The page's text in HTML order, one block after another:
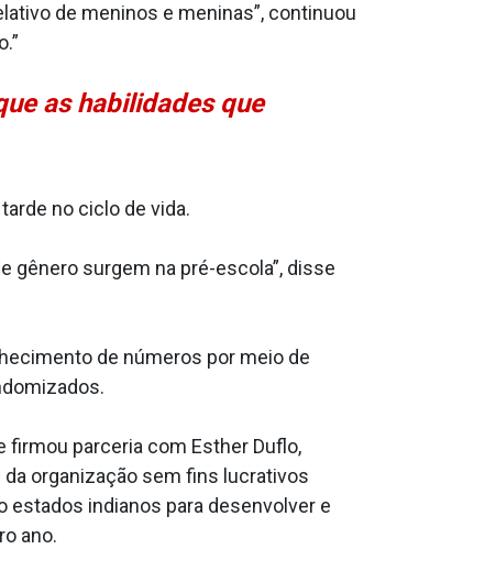
de meninos e meninas”, continuou
as habilidades que
no ciclo de vida.
gênero surgem na pré-escola”, disse
de números por meio de
parceria com Esther Duflo,
organização sem fins lucrativos
estados indianos para desenvolver e
ano.